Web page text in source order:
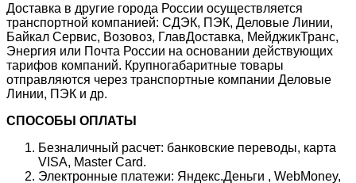
Доставка в другие города России осуществляется
транспортной компанией: СДЭК, ПЭК, Деловые Линии,
Байкал Сервис, Возовоз, ГлавДоставка, МейджикТранс,
Энергия или Почта России на основании действующих
тарифов компаний. Крупногабаритные товары
отправляются через транспортные компании Деловые
Линии, ПЭК и др.
СПОСОБЫ ОПЛАТЫ
Безналичный расчет: банковские переводы, карта
VISA, Master Card.
Электронные платежи: Яндекс.Деньги , WebMoney,